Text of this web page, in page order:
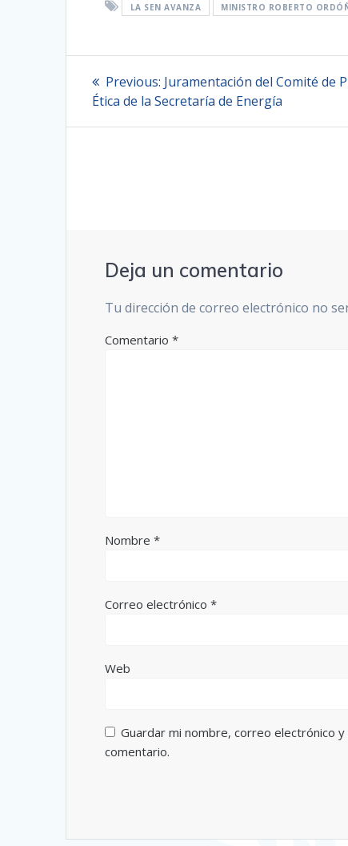
LA SEN AVANZA MINISTRO ROBERTO
Navegación
de
Previous: Previous
post:
Juramentación del Comité de
Ética de la Secretaría de Energía
Deja un comentario
Tu dirección de correo electrónico no
Comentario*
Nombre*
Correo electrónico*
Web
Guardar mi nombre, correo electrónico
comentario.